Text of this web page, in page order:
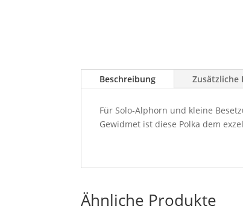
Beschreibung
Für Solo-Alphorn und kleine
Gewidmet ist diese Polka dem
Ähnliche Produkte